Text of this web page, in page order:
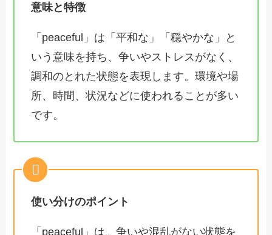
意味と特徴
「peaceful」は「平和な」「穏やかな」と
いう意味を持ち、争いやストレスがなく、
調和のとれた状態を表現します。環境や場
所、時間、状況などに使われることが多い
です。
使い分けのポイント
「peaceful」は、争いや混乱がない状態を